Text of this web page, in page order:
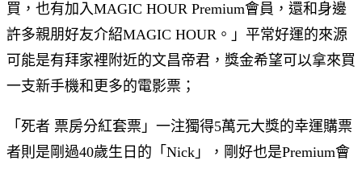
買，也有加入MAGIC HOUR Premium會員，還和身邊
許多親朋好友介紹MAGIC HOUR。」平常好運的來源
可能是有拜家裡附近的文昌帝君，獎金希望可以拿來買
一支新手機和更多的電影票；
「死者 票房分紅套票」一注獨得5萬元大獎的幸運購票
者則是剛過40歲生日的「Nick」，剛好也是Premium會